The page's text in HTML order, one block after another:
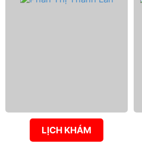
LỊCH KHÁM